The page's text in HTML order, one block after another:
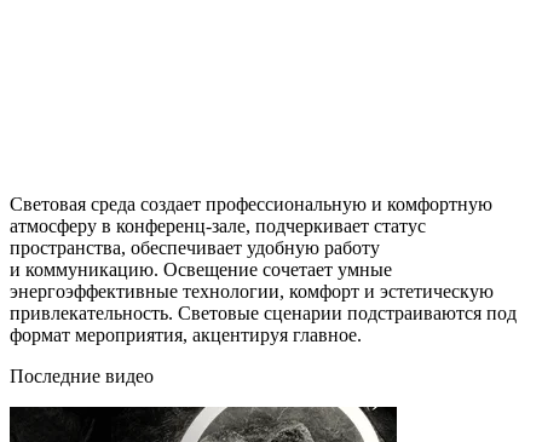
Световая среда создает профессиональную и комфортную
атмосферу в конференц-зале, подчеркивает статус
пространства, обеспечивает удобную работу
и коммуникацию. Освещение сочетает умные
энергоэффективные технологии, комфорт и эстетическую
привлекательность. Световые сценарии подстраиваются под
формат мероприятия, акцентируя главное.
Последние видео